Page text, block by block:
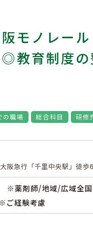
阪モノレー
教育制度
の職場 総合科目 研修
阪急行「千里中央駅」徒歩
※薬剤師/地域/広域全国
経験考慮